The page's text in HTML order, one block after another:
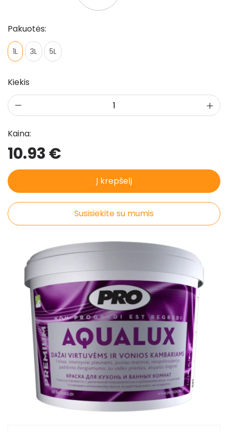
Darbo priemonės
Pakuotės:
1L 3L 5L
Kiekis
Kaina:
10.93 €
Į krepšelį
Susisiekite su mumis